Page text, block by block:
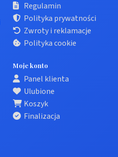
Regulamin
Polityka prywatności
Zwroty i reklamacje
Polityka cookie
Moje konto
Panel klienta
Ulubione
Koszyk
Finalizacja